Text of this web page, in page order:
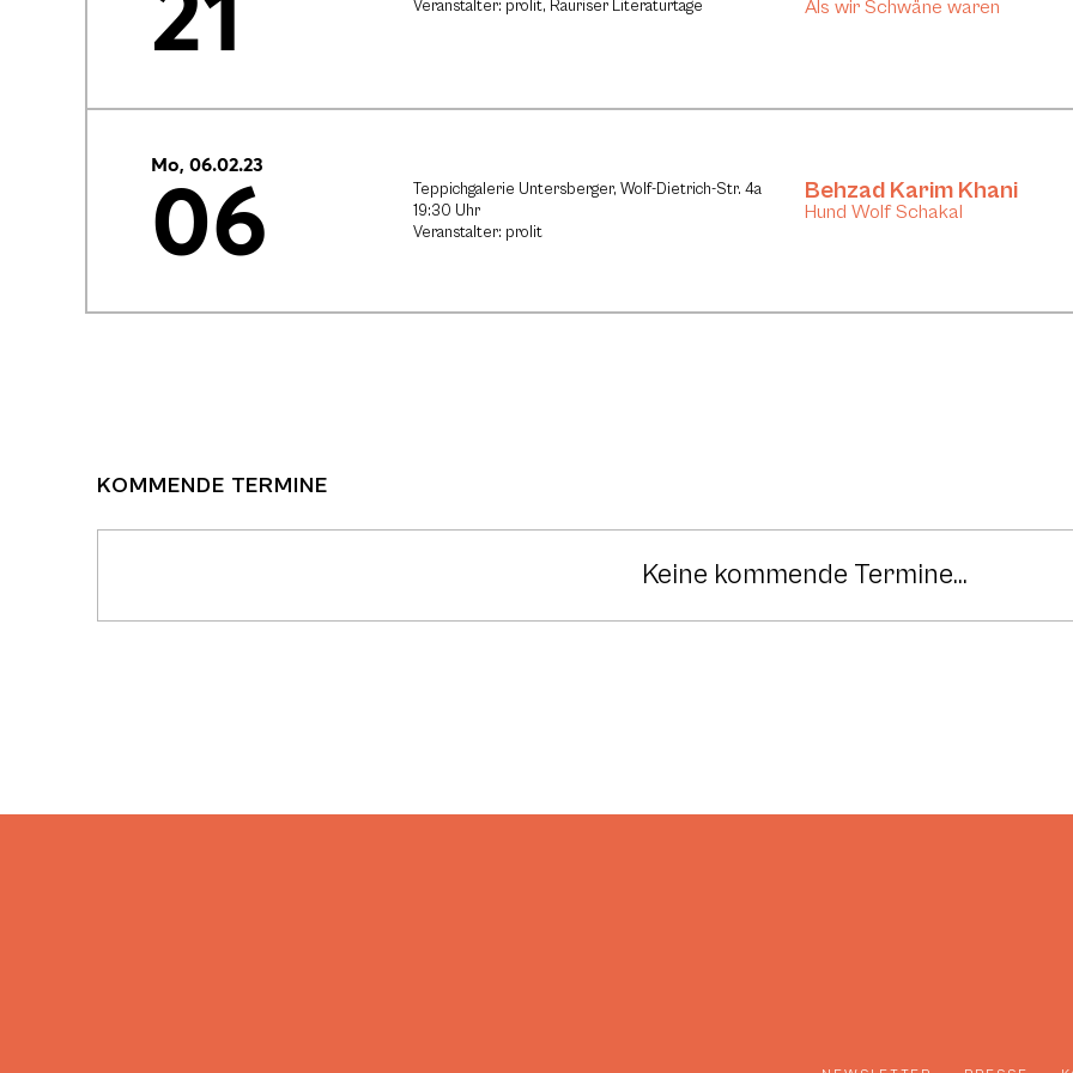
21 Veranstalter: prolit, Rauriser Literaturtage Als wir Schwäne waren
Mo, 06.02.23
06
Teppichgalerie Untersberger, Wolf-Dietrich-Str. 4a
19:30 Uhr
Veranstalter: prolit
Behzad Karim Khani
Hund Wolf Schakal
KOMMENDE TERMINE
Keine kommende Termine...